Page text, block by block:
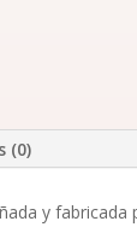
(0)
y